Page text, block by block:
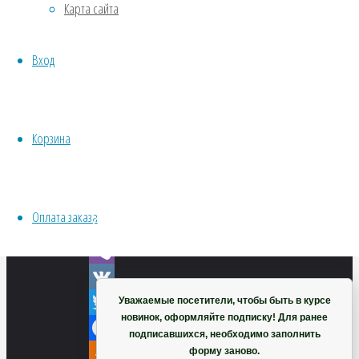
Карта сайта
Вход
Корзина
Оплата заказаTelegram
Viber
VK
Twitter
Facebook
Хвойники
ИНСТРУМЕНТЫ, ОБОРУДОВАНИЕ
Уважаемые посетители, чтобы быть в курсе
новинок, оформляйте подписку! Для ранее
подписавшихся, необходимо заполнить
форму заново.